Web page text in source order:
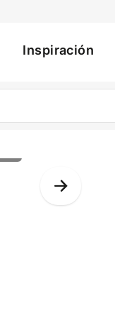
Inspiración